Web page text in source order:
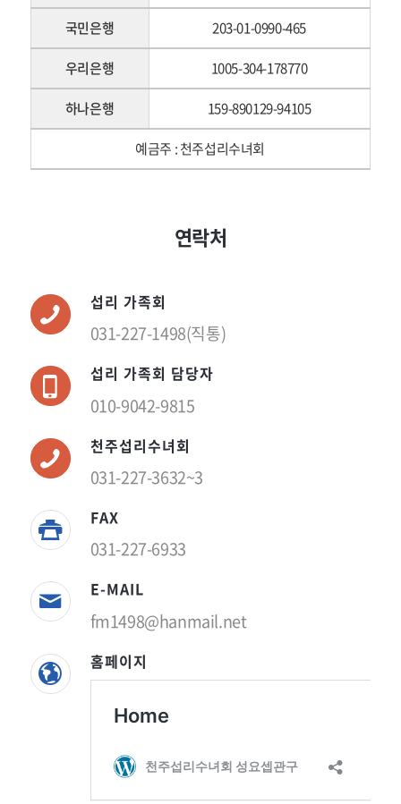
국민은행 203-01-0990-465
우리은행 1005-304-178770
하나은행 159-890129-94105
예금주 : 천주섭리수녀회
연락처
섭리 가족회
031-227-1498(직통)
섭리 가족회 담당자
010-9042-9815
천주섭리수녀회
031-227-3632~3
FAX
031-227-6933
E-MAIL
fm1498@hanmail.net
홈페이지